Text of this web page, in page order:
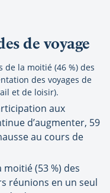
de voyage
de la moitié (46 %) des
des voyages de
et de loisir).
aux
d’augmenter, 59
au cours de
moitié (53 %) des
réunions en un seul